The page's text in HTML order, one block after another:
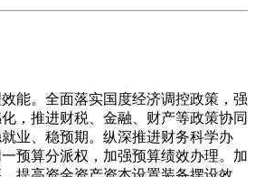
。全面落实国度经济调控政策，强
，推进财税、金融、财产等政策协同
业、稳预期。纵深推进财务科学办
预算分派权，加强预算绩效办理。加